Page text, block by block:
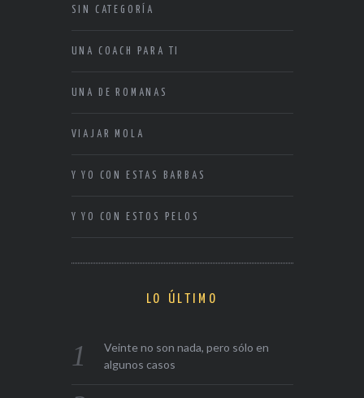
SIN CATEGORÍA
UNA COACH PARA TI
UNA DE ROMANAS
VIAJAR MOLA
Y YO CON ESTAS BARBAS
Y YO CON ESTOS PELOS
LO ÚLTIMO
Veinte no son nada, pero sólo en
algunos casos